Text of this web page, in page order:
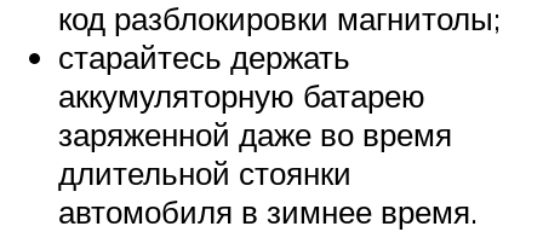
код разблокировки магнитолы;
старайтесь держать
аккумуляторную батарею
заряженной даже во время
длительной стоянки
автомобиля в зимнее время.